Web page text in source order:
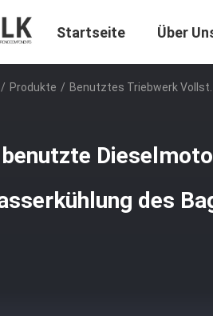
Startseite Über
/ Produkte / Benutztes Triebwerk Vollst.
benutzte
des